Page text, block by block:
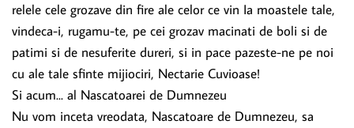
relele cele grozave din fire ale celor ce vin Ia moastele tale,
vindeca-i, rugamu-te, pe cei grozav macinati de boli si de
patimi si de nesuferite dureri, si in pace pazeste-ne pe noi
cu ale tale sfinte mijiociri, Nectarie Cuvioase!
Si acum... al Nascatoarei de Dumnezeu
Nu vom inceta vreodata, Nascatoare de Dumnezeu, sa